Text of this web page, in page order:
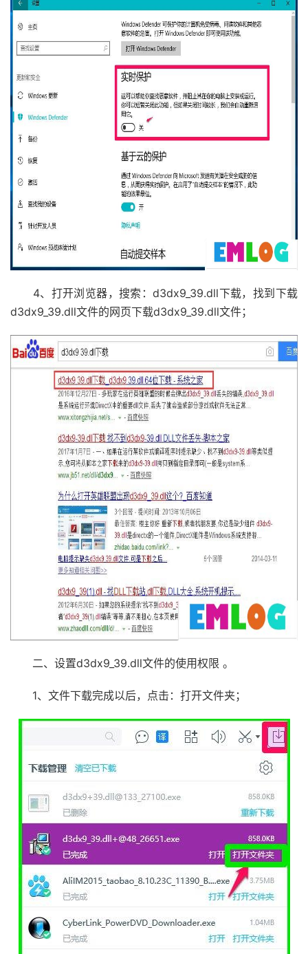
4、打开浏览器，搜索：d3dx9_39.dll下载，找到下载
d3dx9_39.dll文件的网页下载d3dx9_39.dll文件；
二、设置d3dx9_39.dll文件的使用权限 。
1、文件下载完成以后，点击：打开文件夹；